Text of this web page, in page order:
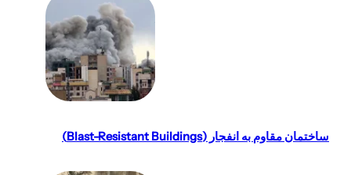
ساختمان مقاوم به انفجار (Blast-Resistant Buildings)